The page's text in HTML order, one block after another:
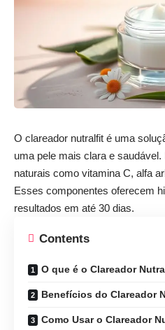
O clareador nutralfit é uma
uma pele mais clara e
naturais como vitamina C, alfa
Esses componentes oferecem
resultados em até 30 dias.
Contents
O que é o Clareador
Benefícios do Clareador
Como Usar o Clareador